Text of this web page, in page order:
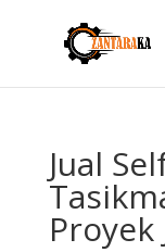
Jual
Proyek